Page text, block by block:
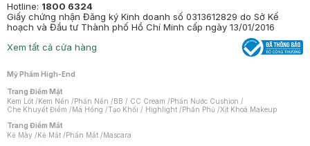
Hotline: 1800 6324
Giấy chứng nhận Đăng ký Kinh doanh số 0313612829 do Sở Kế
hoạch và Đầu tư Thành phố Hồ Chí Minh cấp ngày 13/01/2016
Xem tất cả cửa hàng
Mỹ Phẩm High-End
Trang Điểm Mặt
Kem Lót /Kem Nền /Phấn Nền /BB / CC Cream /Phấn Nước Cushion /
Che Khuyết Điểm /Má Hồng /Tạo Khối / Highlight /Phấn Phủ /Xịt Khoá Makeup
Trang Điểm Mắt
Kẻ Mày /Kẻ Mắt /Phấn Mắt /Mascara